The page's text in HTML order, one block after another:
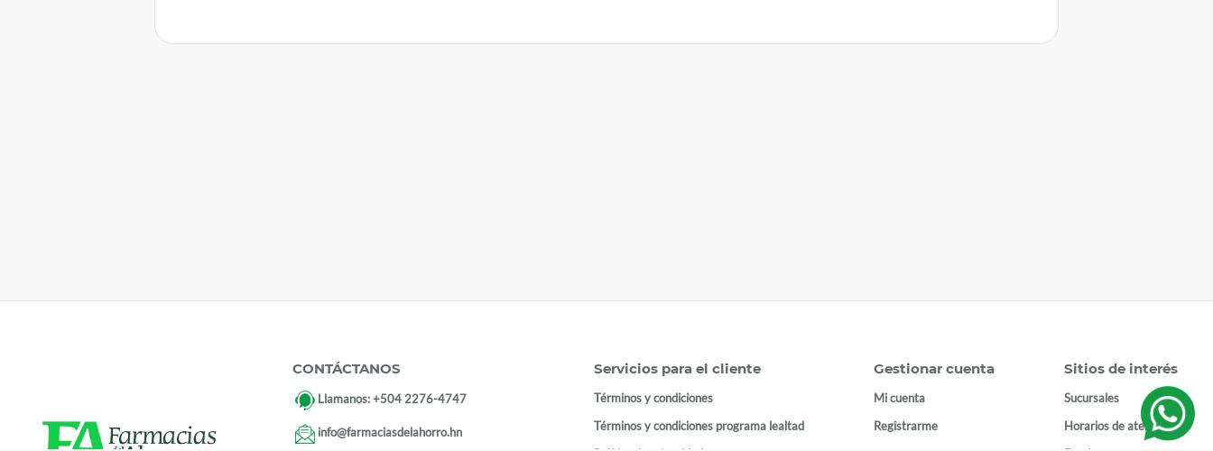
CONTÁCTANOS
Llamanos:+504 2276-4747
info@farmaciasdelahorro.hn
Servicios para el cliente
Términos y condiciones
Términos y condiciones programa lealtad
Gestionar cuenta
Mi cuenta
Registrarme
Sitios de interés
Sucursales
Horarios de atención